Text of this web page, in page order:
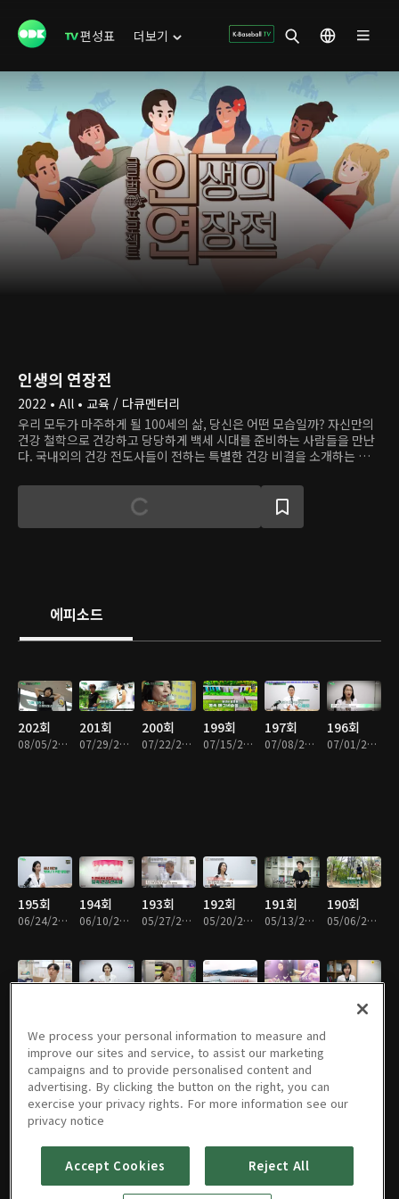
편성표 더보기
인생의 연장전
2022 • All • 교육 / 다큐멘터리
우리 모두가 마주하게 될 100세의 삶, 당신은 어떤 모습일까? 자신만의
건강 철학으로 건강하고 당당하게 백세 시대를 준비하는 사람들을 만난
다. 국내외의 건강 전도사들이 전하는 특별한 건강 비결을 소개하는 글로
에피소드
202회
08/05/2026 • 45분
201회
07/29/2026 • 45분
200회
07/22/2026 • 45분
199회
07/15/2026 • 45분
197회
07/08/2026 • 45분
196회
07/01/2026 • 45분
195회
06/24/2026 • 45분
194회
06/10/2026 • 45분
193회
05/27/2026 • 45분
192회
05/20/2026 • 45분
191회
05/13/2026 • 45분
190회
05/06/2026 • 45분
184회
183회
03/18/2026 • 45분
182회 181회 180회 179회 178회
We process your personal information to measure and
improve our sites and service, to assist our marketing
campaigns and to provide personalised content and
advertising. By clicking the button on the right, you can
exercise your privacy rights. For more information see our
privacy notice
Accept Cookies Reject All